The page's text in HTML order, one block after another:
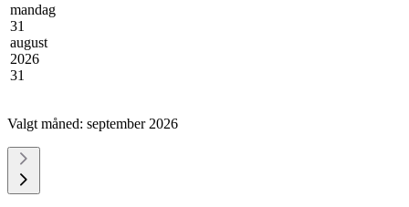
mandag
31
august
2026
31
Valgt måned: september 2026